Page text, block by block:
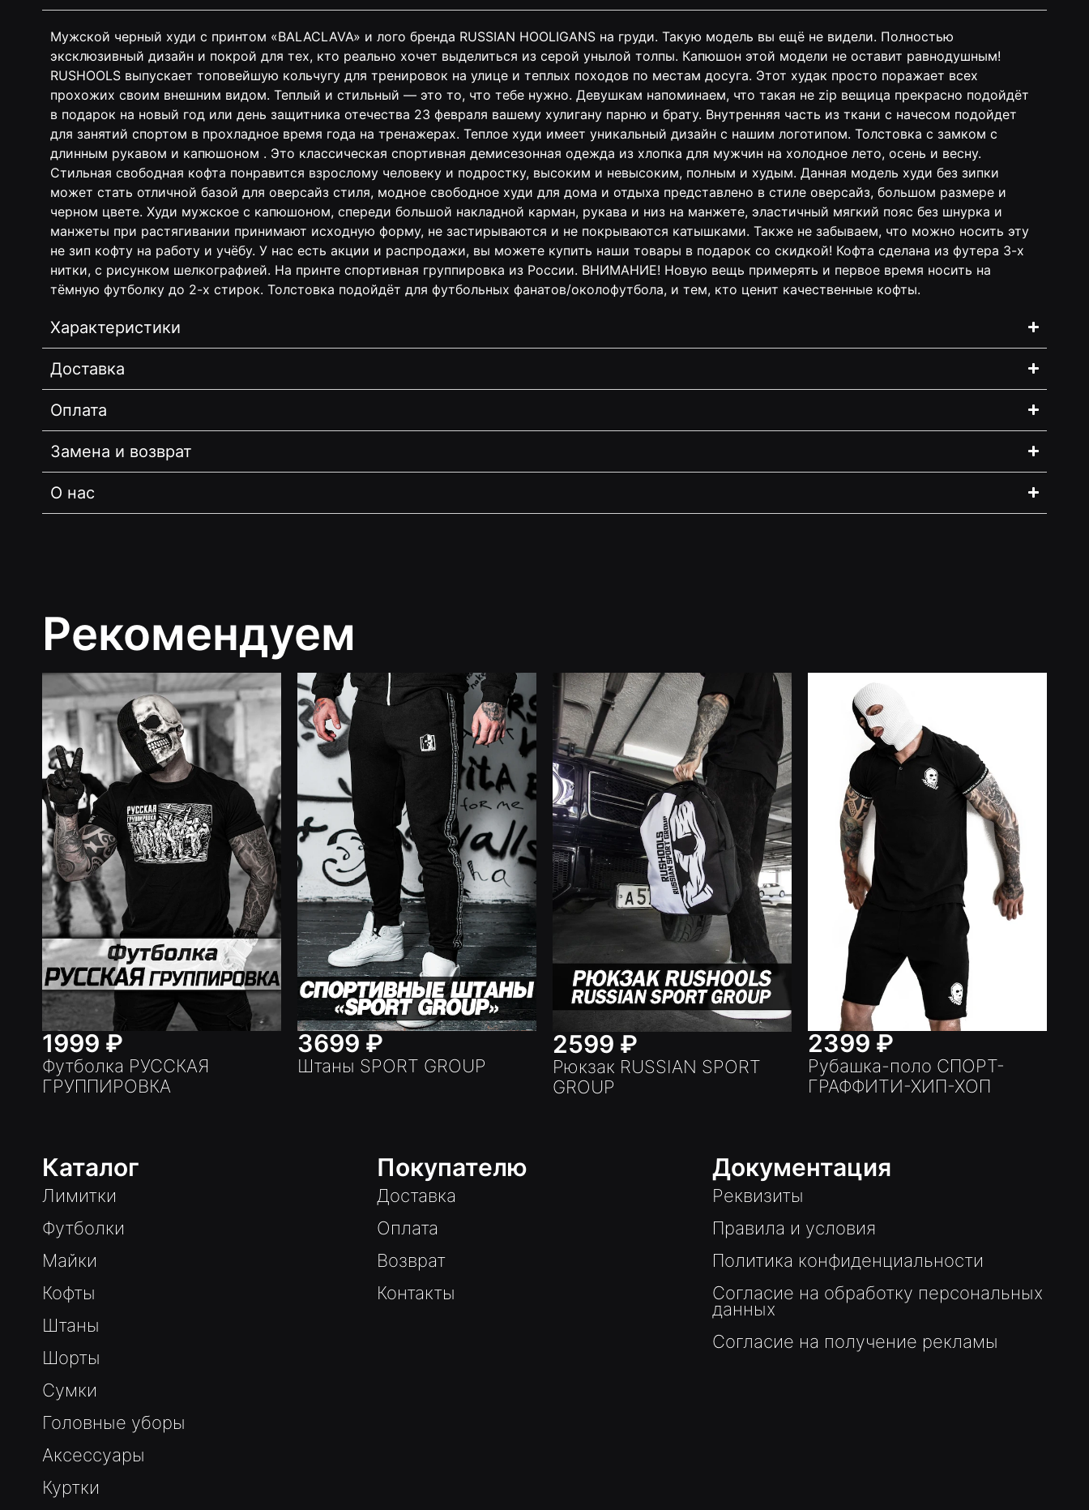
Мужской черный худи с принтом «BALACLAVA» и лого бренда RUSSIAN HOOLIGANS на груди. Такую модель вы ещё не видели. Полностью
эксклюзивный дизайн и покрой для тех, кто реально хочет выделиться из серой унылой толпы. Капюшон этой модели не оставит равнодушным!
RUSHOOLS выпускает топовейшую кольчугу для тренировок на улице и теплых походов по местам досуга. Этот худак просто поражает всех
прохожих своим внешним видом. Теплый и стильный — это то, что тебе нужно. Девушкам напоминаем, что такая не zip вещица прекрасно подойдёт
в подарок на новый год или день защитника отечества 23 февраля вашему хулигану парню и брату. Внутренняя часть из ткани с начесом подойдет
для занятий спортом в прохладное время года на тренажерах. Теплое худи имеет уникальный дизайн с нашим логотипом. Толстовка c замком с
длинным рукавом и капюшоном . Это классическая спортивная демисезонная одежда из хлопка для мужчин на холодное лето, осень и весну.
Стильная свободная кофта понравится взрослому человеку и подростку, высоким и невысоким, полным и худым. Данная модель худи без зипки
может стать отличной базой для оверсайз стиля, модное свободное худи для дома и отдыха представлено в стиле оверсайз, большом размере и
черном цвете. Худи мужское с капюшоном, спереди большой накладной карман, рукава и низ на манжете, эластичный мягкий пояс без шнурка и
манжеты при растягивании принимают исходную форму, не застирываются и не покрываются катышками. Также не забываем, что можно носить эту
не зип кофту на работу и учёбу. У нас есть акции и распродажи, вы можете купить наши товары в подарок со скидкой! Кофта сделана из футера 3-х
нитки, с рисунком шелкографией. На принте спортивная группировка из России. ВНИМАНИЕ! Новую вещь примерять и первое время носить на
тёмную футболку до 2-х стирок. Толстовка подойдёт для футбольных фанатов/околофутбола, и тем, кто ценит качественные кофты.
Характеристики
Доставка
Оплата
Замена и возврат
О нас
Рекомендуем
1999 ₽
Футболка РУССКАЯ
ГРУППИРОВКА
3699 ₽
Штаны SPORT GROUP
2599 ₽
Рюкзак RUSSIAN SPORT
GROUP
2399 ₽
Рубашка-поло СПОРТ-
ГРАФФИТИ-ХИП-ХОП
Каталог
Лимитки
Футболки
Майки
Кофты
Штаны
Шорты
Сумки
Головные уборы
Аксессуары
Куртки
Покупателю
Доставка
Оплата
Возврат
Контакты
Документация
Реквизиты
Правила и условия
Политика конфиденциальности
Согласие на обработку персональных
данных
Согласие на получение рекламы